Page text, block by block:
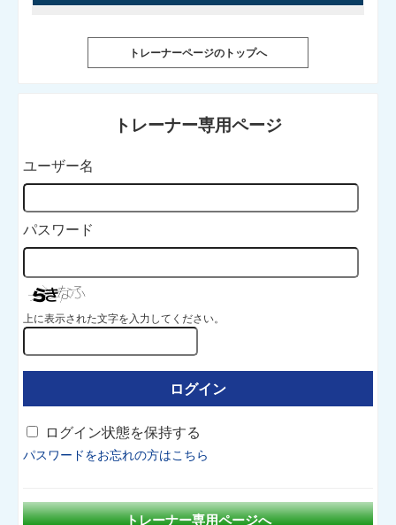
トレーナーページのトップへ
トレーナー専用ページ
ユーザー名
パスワード
上に表示された文字を入力してください。
ログイン状態を保持する
パスワードをお忘れの方はこちら
トレーナー専用ページへ